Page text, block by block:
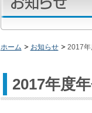
ホーム お知らせ 2017年
2017年度